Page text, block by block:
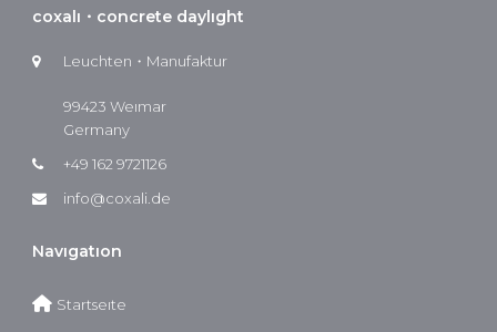
coxalı・concrete daylıght
Leuchten・Manufaktur
99423 Weımar
Germany
+49 162 9721126
info@coxali.de
Navıgatıon
Startseıte